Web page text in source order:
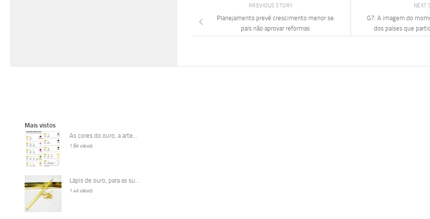
NEXT
G7: A imagem do
dos países que
PREVIOUS STORY
Planejamento prevê crescimento menor se
país não aprovar reformas
Mais vistos
As cores do ouro, a arte...
1.6k views
Lápis de ouro, para as su...
1.4k views